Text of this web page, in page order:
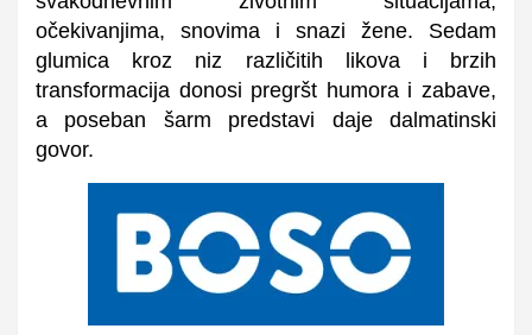
očekivanjima, snovima i snazi žene. Sedam
glumica kroz niz različitih likova i brzih
transformacija donosi pregršt humora i zabave,
a poseban šarm predstavi daje dalmatinski
govor.